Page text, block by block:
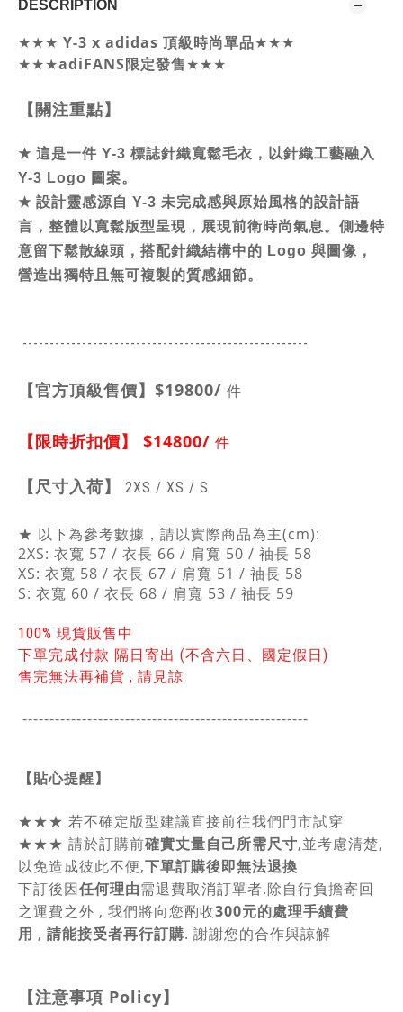
DESCRIPTION
★★★ Y-3 x adidas 頂級時尚單品★★★
★★★adiFANS限定發售★★★
【關注重點】
★ 這是一件 Y-3 標誌針織寬鬆毛衣，以針織工藝融入
Y-3 Logo 圖案。
★ 設計靈感源自 Y-3 未完成感與原始風格的設計語
言，整體以寬鬆版型呈現，展現前衛時尚氣息。側邊特
意留下鬆散線頭，搭配針織結構中的 Logo 與圖像，
營造出獨特且無可複製的質感細節。
-----------------------------------------------------
【官方頂級售價】 $19800/ 件
【限時折扣價】 $14800/ 件
【 尺寸入荷】 2XS / XS / S
★ 以下為參考數據，請以實際商品為主(cm):
2XS: 衣寬 57 / 衣長 66 / 肩寬 50 / 袖長 58
XS: 衣寬 58 / 衣長 67 / 肩寬 51 / 袖長 58
S: 衣寬 60 / 衣長 68 / 肩寬 53 / 袖長 59
100% 現貨販售中
下單完成付款 隔日寄出 (不含六日、國定假日)
售完無法再補貨 , 請見諒
-----------------------------------------------------
【貼心提醒】
★★★ 若不確定版型建議直接前往我們門市試穿
★★★ 請於訂購前確實丈量自己所需尺寸,並考慮清楚,
以免造成彼此不便,下單訂購後即無法退換
下訂後因任何理由需退費取消訂單者.除自行負擔寄回
之運費之外 , 我們將向您酌收300元的處理手續費
用 , 請能接受者再行訂購. 謝謝您的合作與諒解
【注意事項 Policy】